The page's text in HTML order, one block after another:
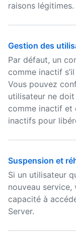
raisons légitimes.
Gestion des
Par défaut, un
comme inactif
Vous pouvez
utilisateur ne
comme inactif et
inactifs pour
Suspension et
Si un utilisateur
nouveau
capacité à
Server.